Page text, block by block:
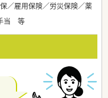
／雇用保険／労災保険／薬
当 等